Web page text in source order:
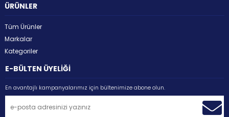
ÜRÜNLER
Tüm Ürünler
Markalar
Kategoriler
E-BÜLTEN ÜYELİĞİ
En avantajlı kampanyalarımız için bültenimize abone olun.